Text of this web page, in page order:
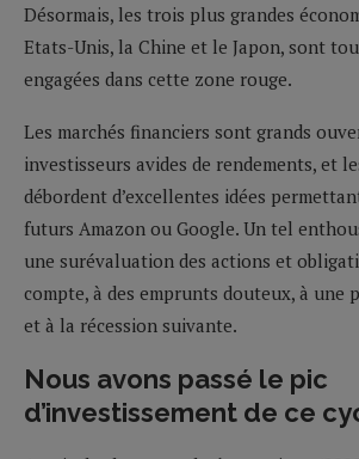
Désormais, les trois plus grandes
Etats-Unis, la Chine et le Japon, sont
engagées dans cette zone rouge.
Les marchés financiers sont grands
investisseurs avides de rendements, et
débordent d’excellentes idées
futurs Amazon ou Google. Un tel
une surévaluation des actions et
compte, à des emprunts douteux, à une
et à la récession suivante.
Nous avons passé le pic
d’investissement de ce